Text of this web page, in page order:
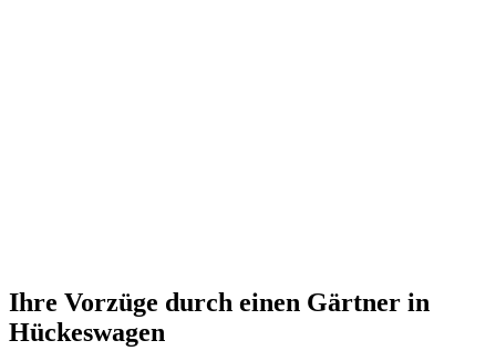
Ihre Vorzüge durch einen Gärtner in
Hückeswagen